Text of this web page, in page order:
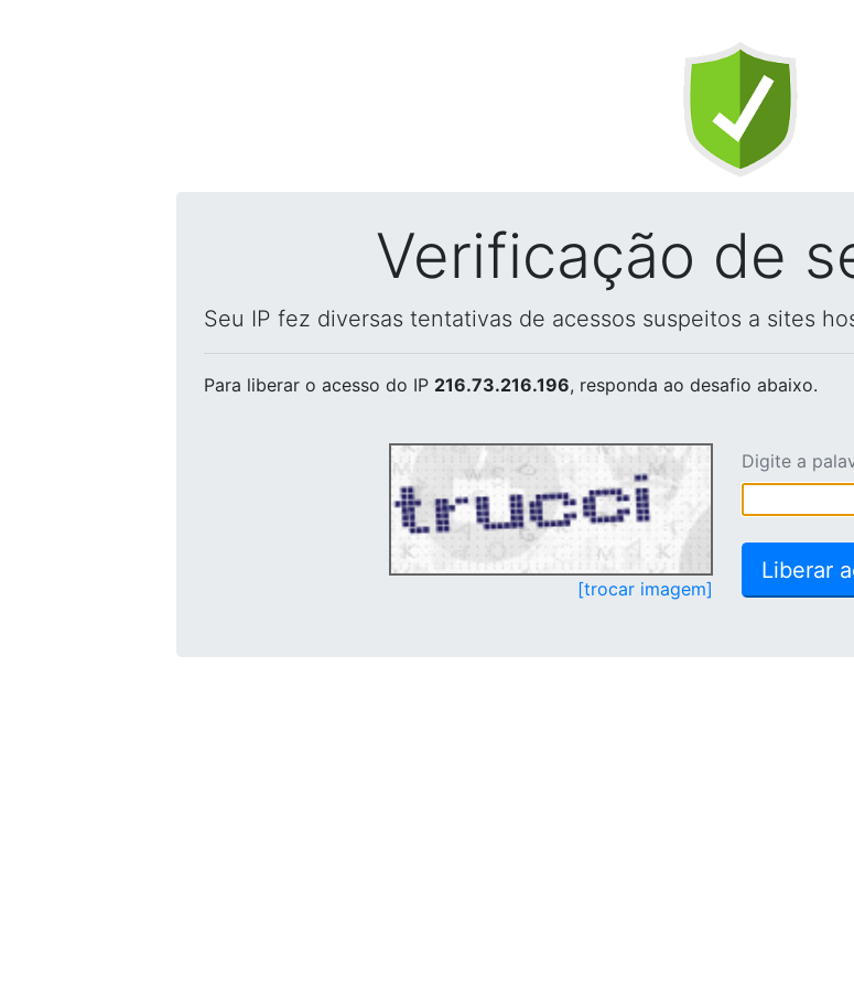
Verificação de
Seu IP fez diversas tentativas de acessos suspeitos a sites
Para liberar o acesso do IP 216.73.216.196, responda ao desafio abaixo.
[trocar imagem]
Digite a